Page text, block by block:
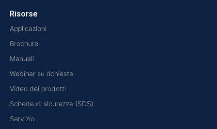
Risorse
Applicazioni
Brochure
Manuali
Webinar su richiesta
Video dei prodotti
Schede di sicurezza (SDS)
Servizio